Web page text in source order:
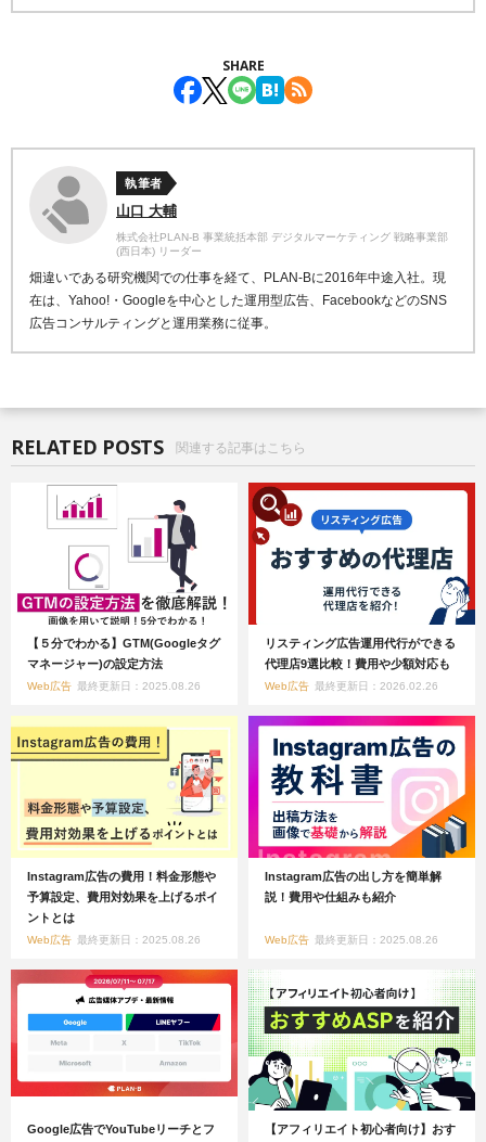
SHARE
執筆者
山口 大輔
株式会社PLAN-B 事業統括本部 デジタルマーケティング 戦略事業部
(西日本) リーダー
畑違いである研究機関での仕事を経て、PLAN-Bに2016年中途入社。現
在は、Yahoo!・Googleを中心とした運用型広告、FacebookなどのSNS
広告コンサルティングと運用業務に従事。
RELATED POSTS 関連する記事はこちら
【５分でわかる】GTM(Googleタグ
マネージャー)の設定方法
Web広告 最終更新日：2025.08.26
リスティング広告運用代行ができる
代理店9選比較！費用や少額対応も
Web広告 最終更新日：2026.02.26
Instagram広告の費用！料金形態や
予算設定、費用対効果を上げるポイ
ントとは
Web広告 最終更新日：2025.08.26
Instagram広告の出し方を簡単解
説！費用や仕組みも紹介
Web広告 最終更新日：2025.08.26
Google広告でYouTubeリーチとフ
【アフィリエイト初心者向け】おす